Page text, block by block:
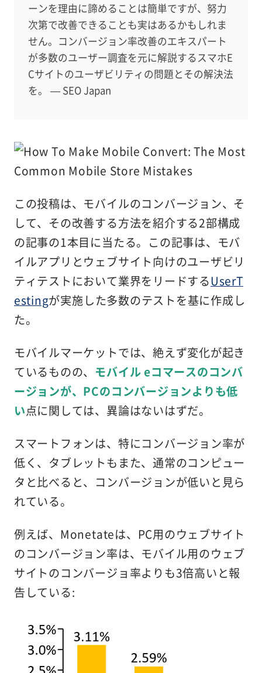
ーンを理由に諦めることは簡単ですが、努力
次第で改善できることも実はあるかもしれま
せん。コンバージョン率改善のエキスパート
が多数のユーザー調査を元に解説するスマホE
Cサイトのユーザビリティの問題とその解決法
を。 — SEO Japan
この投稿は、モバイルのコンバージョン、そ
して、その改善する方法を紹介する2部構成
の記事の1本目に当たる。この記事は、モバ
イルアプリとウェブサイト向けのユーザビリ
ティテストにおいて業界をリードするUserT
estingが実施した多数のテストを基に作成し
た。
モバイルマーケットでは、絶えず変化が起き
ているものの、 モバイルeコマースのコンバ
ージョンが、PCのコンバージョンよりも低
い点に関しては、異論はないはずだ。
スマートフォンは、特にコンバージョン率が
低く、タブレットもまた、通常のコンピュー
タと比べると、コンバージョンが低いと見ら
れている。
例えば、Monetateは、PC用のウェブサイト
のコンバージョン率は、モバイル用のウェブ
サイトのコンバージョ率よりも3倍高いと報
告している: